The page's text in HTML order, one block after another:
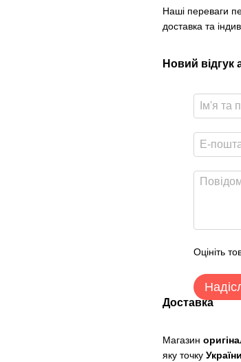
Наші переваги
доставка та
Новий відгук
Оцініть
Доставка
Магазин
яку точку